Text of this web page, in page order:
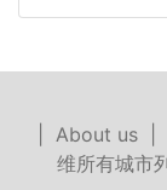
About us|
维所有城市